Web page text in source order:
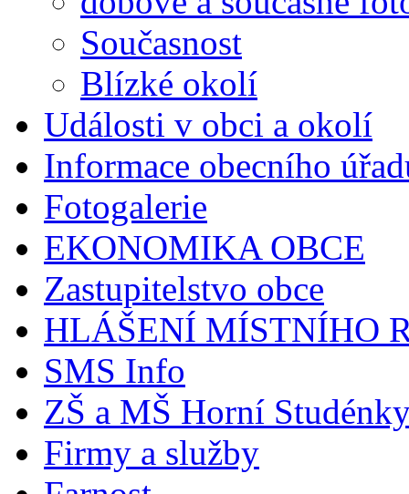
Současnost
Blízké okolí
Události v obci a okolí
Informace obecního
Fotogalerie
EKONOMIKA OBCE
Zastupitelstvo obce
HLÁŠENÍ MÍSTNÍHO
SMS Info
ZŠ a MŠ Horní
Firmy a služby